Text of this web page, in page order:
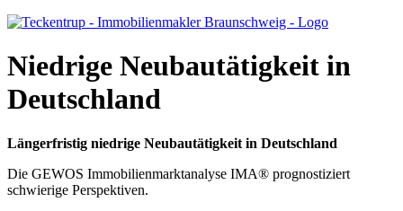
Niedrige Neubautätigkeit in
Deutschland
Längerfristig niedrige Neubautätigkeit in Deutschland
Die GEWOS Immobilienmarktanalyse IMA® prognostiziert
schwierige Perspektiven.